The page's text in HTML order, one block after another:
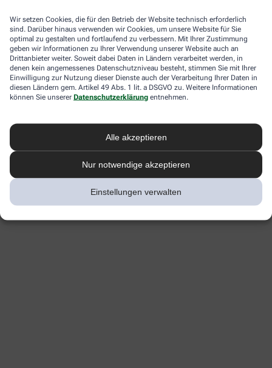
Wir setzen Cookies, die für den Betrieb der Website technisch erforderlich
sind. Darüber hinaus verwenden wir Cookies, um unsere Website für Sie
optimal zu gestalten und fortlaufend zu verbessern. Mit Ihrer Zustimmung
geben wir Informationen zu Ihrer Verwendung unserer Website auch an
Drittanbieter weiter. Soweit dabei Daten in Ländern verarbeitet werden, in
denen kein angemessenes Datenschutzniveau besteht, stimmen Sie mit Ihrer
Einwilligung zur Nutzung dieser Dienste auch der Verarbeitung Ihrer Daten in
diesen Ländern gem. Artikel 49 Abs. 1 lit. a DSGVO zu. Weitere Informationen
können Sie unserer Datenschutzerklärung entnehmen.
Alle akzeptieren
Nur notwendige akzeptieren
Einstellungen verwalten